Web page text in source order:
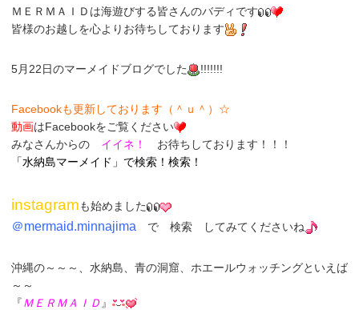
ＭＥＲＭＡＩＤは海遊びする皆さんのバディです
皆様のお越しを心よりお待ちしております
5月22日のマーメイドブログでした !!!!!!!
Facebookも更新しております（＾ｕ＾）☆
動画はFacebookをご覧ください
みなさんからの イイネ！
お待ちしております！！！
「水納島マーメイド 」 で検索！検索！
instagramも始めました
＠mermaid.minnajima で 検索 してみてくださいね
沖縄の～～～、水納島、青の洞窟、ホエールウォッチングといえば
～～
『ＭＥＲＭＡＩＤ 』